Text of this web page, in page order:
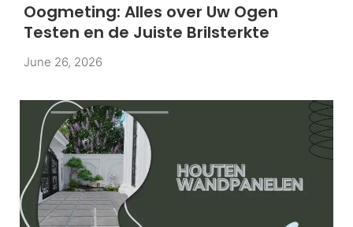
Oogmeting: Alles over Uw Ogen
Testen en de Juiste Brilsterkte
June 26, 2026